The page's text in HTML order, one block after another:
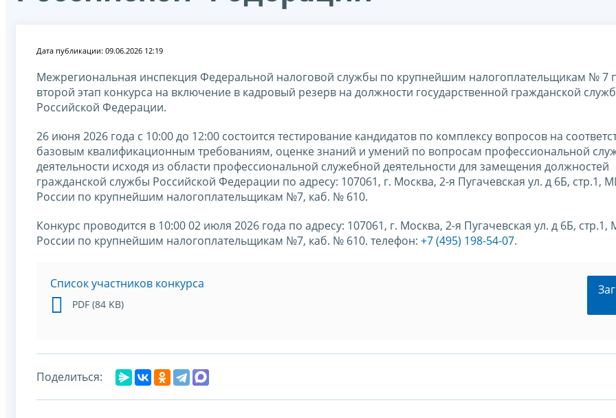
Дата публикации: 09.06.2026 12:19
Межрегиональная инспекция Федеральной налоговой службы по крупнейшим налогоплательщикам № 7
второй этап конкурса на включение в кадровый резерв на должности государственной гражданской
Российской Федерации.
26 июня 2026 года с 10:00 до 12:00 состоится тестирование кандидатов по комплексу вопросов на
базовым квалификационным требованиям, оценке знаний и умений по вопросам профессиональной
деятельности исходя из области профессиональной служебной деятельности для замещения должностей
гражданской службы Российской Федерации по адресу: 107061, г. Москва, 2-я Пугачевская ул. д 6Б, стр.1,
России по крупнейшим налогоплательщикам №7, каб. № 610.
Конкурс проводится в 10:00 02 июля 2026 года по адресу: 107061, г. Москва, 2-я Пугачевская ул. д 6Б,
России по крупнейшим налогоплательщикам №7, каб. № 610. телефон: +7 (495) 198-54-07.
Список участников конкурса
PDF (84 KB)
Поделиться: